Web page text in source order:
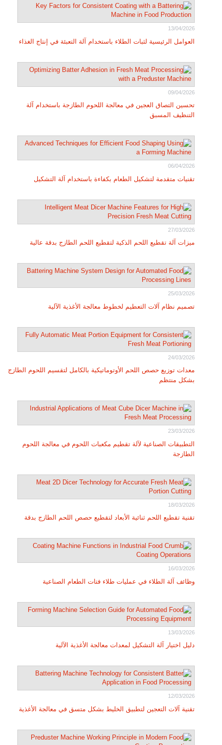
13/04/2026
العوامل الرئيسية لثبات الطلاء باستخدام آلة التعبئة في إنتاج الغذاء
09/04/2026
تحسين التصاق العجين في معالجة اللحوم الطازجة باستخدام آلة
التنظيف المسبق
06/04/2026
تقنيات متقدمة لتشكيل الطعام بكفاءة باستخدام آلة التشكيل
27/03/2026
ميزات آلة تقطيع اللحم الذكية لتقطيع اللحم الطازج بدقة عالية
25/03/2026
تصميم نظام آلات التعطيم لخطوط معالجة الأغذية الآلية
24/03/2026
معدات توزيع حصص اللحم الأوتوماتيكية بالكامل لتقسيم اللحوم الطازج
بشكل منتظم
23/03/2026
التطبيقات الصناعية لآلة تقطيم مكعبات اللحوم في معالجة اللحوم
الطازجة
18/03/2026
تقنية تقطيع اللحم ثنائية الأبعاد لتقطيع حصص اللحم الطازج بدقة
16/03/2026
وظائف آلة الطلاء في عمليات طلاء فتات الطعام الصناعية
13/03/2026
دليل اختيار آلة التشكيل لمعدات معالجة الأغذية الآلية
12/03/2026
تقنية آلات التعجين لتطبيق الخليط بشكل متسق في معالجة الأغذية